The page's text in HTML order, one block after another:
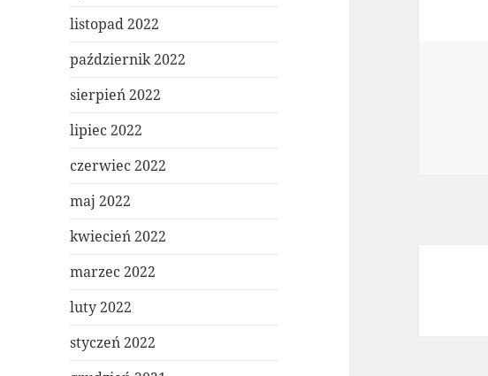
listopad 2022
październik 2022
sierpień 2022
lipiec 2022
czerwiec 2022
maj 2022
kwiecień 2022
marzec 2022
luty 2022
styczeń 2022